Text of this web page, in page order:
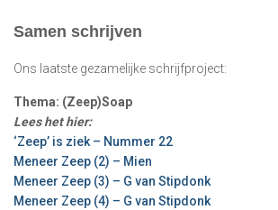
Samen schrijven
Ons laatste gezamelijke schrijfproject:
Thema: (Zeep)Soap
Lees het hier:
‘Zeep’ is ziek – Nummer 22
Meneer Zeep (2) – Mien
Meneer Zeep (3) – G van Stipdonk
Meneer Zeep (4) – G van Stipdonk